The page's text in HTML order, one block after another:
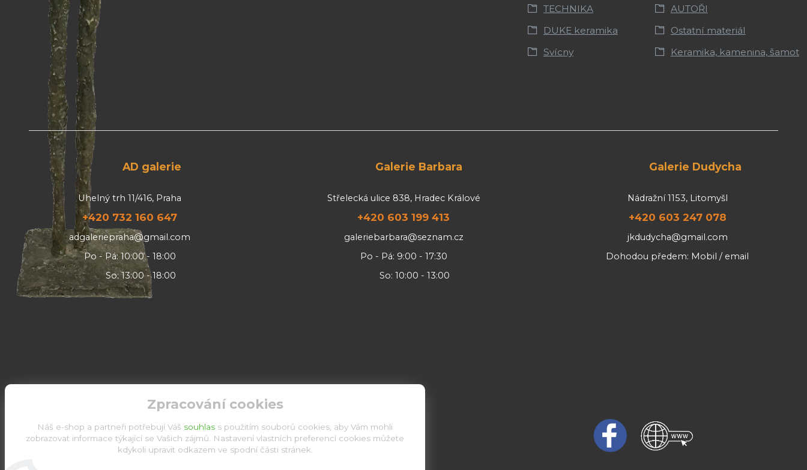
TECHNIKA
AUTOŘI
DUKE keramika
Ostatní materiál
Svícny
Keramika, kamenina, šamot
AD galerie
Uhelný trh 11/416, Praha
+420 732 160 647
adgaleriepraha@gmail.com
Po - Pá: 10:00 - 18:00
So: 13:00 - 18:00
Galerie Barbara
Střelecká ulice 838, Hradec Králové
+420 603 199 413
galeriebarbara@seznam.cz
Po - Pá: 9:00 - 17:30
So: 10:00 - 13:00
Galerie Dudycha
Nádražní 1153, Litomyšl
+420 603 247 078
jkdudycha@gmail.com
Dohodou předem: Mobil / email
Zpracování cookies
Náš e-shop a partneři potřebují Váš souhlas s použitím souborů cookies, aby Vám mohli
zobrazovat informace týkající se Vašich zájmů. Nastavení vlastních preferencí cookies můžete
kdykoli upravit odkazem ve spodní části stránek.